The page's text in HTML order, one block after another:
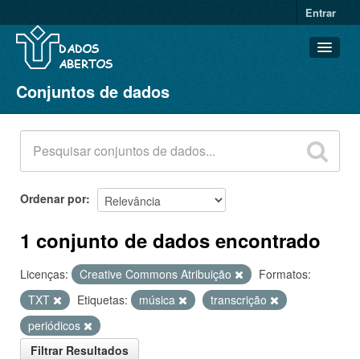
Entrar
Conjuntos de dados
Organizações
Grupos
Sobre
Conjuntos de dados
Ordenar por
1 conjunto de dados encontrado
Licenças: Creative Commons Atribuição
Formatos:
TXT
Etiquetas: música
transcrição
periódicos
Filtrar Resultados